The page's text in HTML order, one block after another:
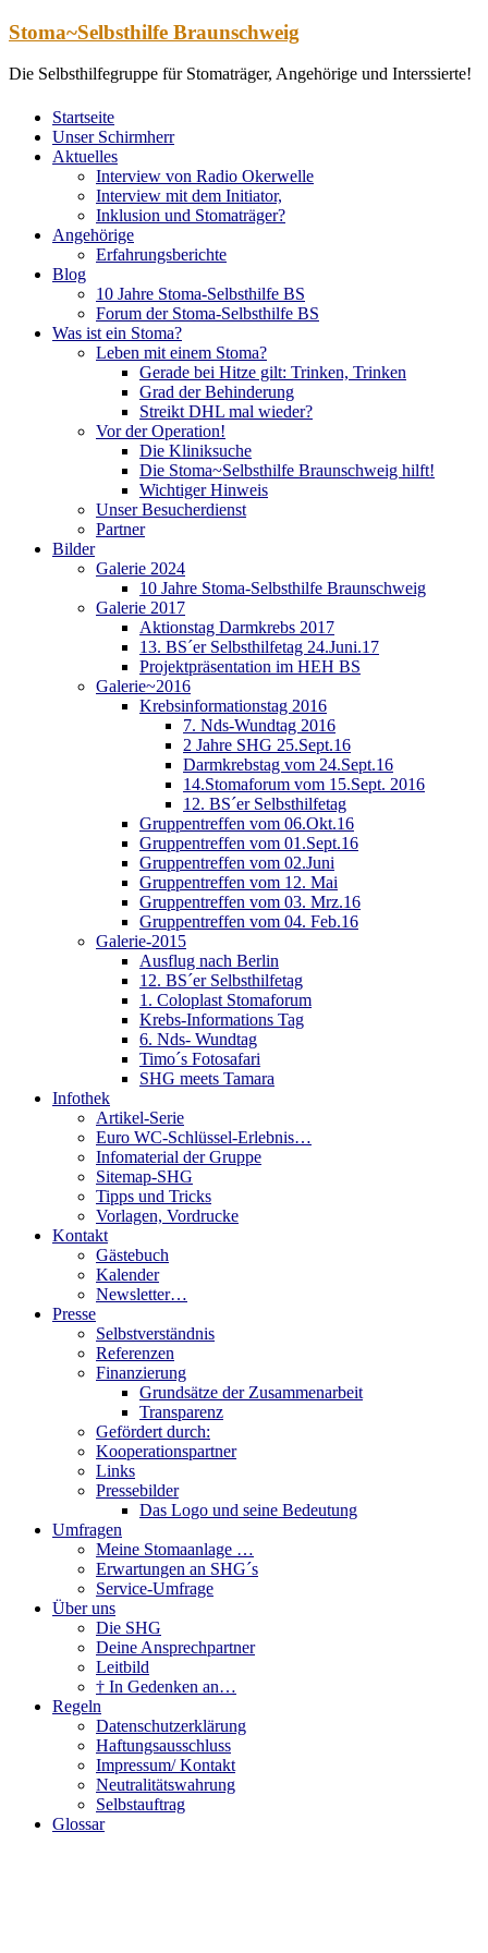
Zum
springen
Stoma~Selbsthilfe Braunschweig
Die Selbsthilfegruppe für Stomaträger, Angehörige und Interssierte!
Startseite
Unser Schirmherr
Aktuelles
Interview von Radio Okerwelle
Interview mit dem Initiator,
Inklusion und Stomaträger?
Angehörige
Erfahrungsberichte
Blog
10 Jahre Stoma-Selbsthilfe BS
Forum der Stoma-Selbsthilfe BS
Was ist ein Stoma?
Leben mit einem Stoma?
Gerade bei Hitze gilt: Trinken, Trinken
Grad der Behinderung
Streikt DHL mal wieder?
Vor der Operation!
Die Kliniksuche
Die Stoma~Selbsthilfe Braunschweig hilft!
Wichtiger Hinweis
Unser Besucherdienst
Partner
Bilder
Galerie 2024
10 Jahre Stoma-Selbsthilfe Braunschweig
Galerie 2017
Aktionstag Darmkrebs 2017
13. BS´er Selbsthilfetag 24.Juni.17
Projektpräsentation im HEH BS
Galerie~2016
Krebsinformationstag 2016
7. Nds-Wundtag 2016
2 Jahre SHG 25.Sept.16
Darmkrebstag vom 24.Sept.16
14.Stomaforum vom 15.Sept. 2016
12. BS´er Selbsthilfetag
Gruppentreffen vom 06.Okt.16
Gruppentreffen vom 01.Sept.16
Gruppentreffen vom 02.Juni
Gruppentreffen vom 12. Mai
Gruppentreffen vom 03. Mrz.16
Gruppentreffen vom 04. Feb.16
Galerie-2015
Ausflug nach Berlin
12. BS´er Selbsthilfetag
1. Coloplast Stomaforum
Krebs-Informations Tag
6. Nds- Wundtag
Timo´s Fotosafari
SHG meets Tamara
Infothek
Artikel-Serie
Euro WC-Schlüssel-Erlebnis…
Infomaterial der Gruppe
Sitemap-SHG
Tipps und Tricks
Vorlagen, Vordrucke
Kontakt
Gästebuch
Kalender
Newsletter…
Presse
Selbstverständnis
Referenzen
Finanzierung
Grundsätze der Zusammenarbeit
Transparenz
Gefördert durch:
Kooperationspartner
Links
Pressebilder
Das Logo und seine Bedeutung
Umfragen
Meine Stomaanlage …
Erwartungen an SHG´s
Service-Umfrage
Über uns
Die SHG
Deine Ansprechpartner
Leitbild
† In Gedenken an…
Regeln
Datenschutzerklärung
Haftungsausschluss
Impressum/ Kontakt
Neutralitätswahrung
Selbstauftrag
Glossar